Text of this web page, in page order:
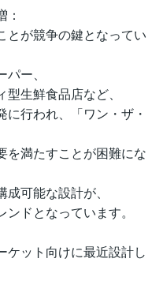
：
とが競争の鍵となってい
ー、
生鮮食品店など、
に行われ、「ワン・ザ・
を満たすことが困難にな
可能な設計が、
ドとなっています。
ケット向けに最近設計し